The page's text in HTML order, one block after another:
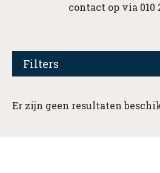
contact op via 010
Filters
Er zijn geen resultaten